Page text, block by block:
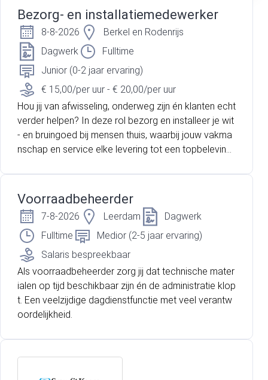
Bezorg- en installatiemedewerker
8-8-2026
Berkel en Rodenrijs
Dagwerk
Fulltime
Junior (0-2 jaar ervaring)
€ 15,00/per uur - € 20,00/per uur
Hou jij van afwisseling, onderweg zijn én klanten echt
verder helpen? In deze rol bezorg en installeer je wit
- en bruingoed bij mensen thuis, waarbij jouw vakma
nschap en service elke levering tot een topbeleving
Voorraadbeheerder
7-8-2026 Leerdam
Dagwerk
Fulltime
Medior (2-5 jaar ervaring)
Salaris bespreekbaar
Als voorraadbeheerder zorg jij dat technische mater
ialen op tijd beschikbaar zijn én de administratie klop
t. Een veelzijdige dagdienstfunctie met veel verantw
oordelijkheid.